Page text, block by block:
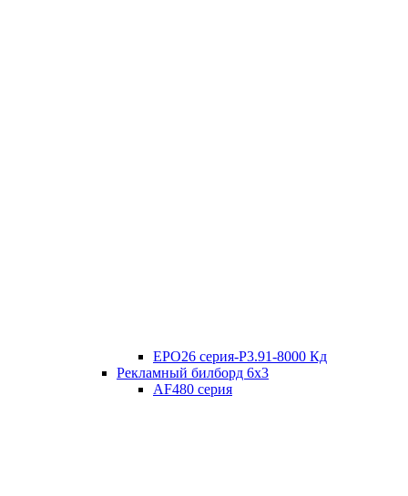
EPO26 серия-P3.91-8000 Кд
Рекламный билборд 6х3
AF480 серия